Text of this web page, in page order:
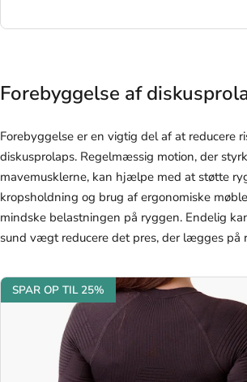
Forebyggelse af
Forebyggelse er en vigtig del af at reducere
diskusprolaps. Regelmæssig motion, der
mavemusklerne, kan hjælpe med at støtte
kropsholdning og brug af ergonomiske
mindske belastningen på ryggen. Endelig
sund vægt reducere det pres, der lægges på
SPAR OP TIL 25%